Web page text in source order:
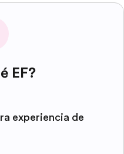
EF?
experiencia de